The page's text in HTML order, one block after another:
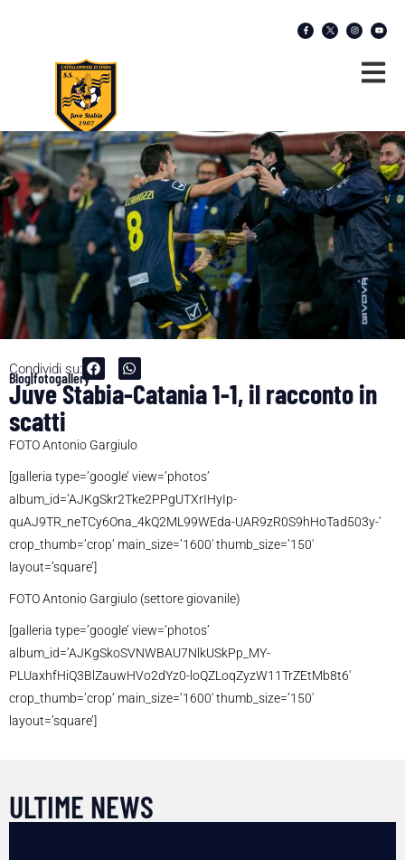
Condividi su:
Blog|fotogallery
Juve Stabia-Catania 1-1, il racconto in
scatti
FOTO Antonio Gargiulo
[galleria type=’google’ view=’photos’
album_id=’AJKgSkr2Tke2PPgUTXrIHyIp-
quAJ9TR_neTCy6Ona_4kQ2ML99WEda-UAR9zR0S9hHoTad503y-‘
crop_thumb=’crop’ main_size=’1600′ thumb_size=’150′
layout=’square’]
FOTO Antonio Gargiulo (settore giovanile)
[galleria type=’google’ view=’photos’
album_id=’AJKgSkoSVNWBAU7NlkUSkPp_MY-
PLUaxhfHiQ3BlZauwHVo2dYz0-loQZLoqZyzW11TrZEtMb8t6′
crop_thumb=’crop’ main_size=’1600′ thumb_size=’150′
layout=’square’]
ULTIME NEWS